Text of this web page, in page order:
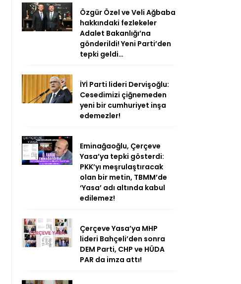
Özgür Özel ve Veli Ağbaba
hakkındaki fezlekeler
Adalet Bakanlığı’na
gönderildi! Yeni Parti’den
tepki geldi…
İYİ Parti lideri Dervişoğlu:
Cesedimizi çiğnemeden
yeni bir cumhuriyet inşa
edemezler!
Eminağaoğlu, Çerçeve
Yasa’ya tepki gösterdi:
PKK’yı meşrulaştıracak
olan bir metin, TBMM’de
‘Yasa’ adı altında kabul
edilemez!
Çerçeve Yasa’ya MHP
lideri Bahçeli’den sonra
DEM Parti, CHP ve HÜDA
PAR da imza attı!